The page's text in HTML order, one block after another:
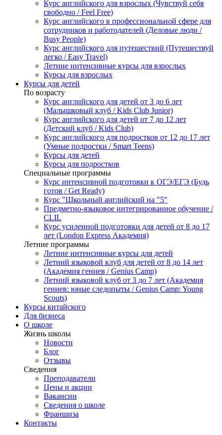
Курс английского для взрослых (Чувствуй себя
свободно / Feel Free)
Курс английского в профессиональной сфере для
сотрудников и работодателей (Деловые люди /
Busy People)
Курс английского для путешествий (Путешествуй
легко / Easy Travel)
Летние интенсивные курсы для взрослых
Курсы для взрослых
Курсы для детей
По возрасту
Курс английского для детей от 3 до 6 лет
(Малышковый клуб / Kids Club Junior)
Курс английского для детей от 7 до 12 лет
(Детский клуб / Kids Club)
Курс английского для подростков от 12 до 17 лет
(Умные подростки / Smart Teens)
Курсы для детей
Курсы для подростков
Специальные программы
Курс интенсивной подготовки к ОГЭ/ЕГЭ (Будь
готов / Get Ready)
Курс "Школьный английский на "5"
Предметно-языковое интегрированное обучение /
CLIL
Курс усиленной подготовки для детей от 8 до 17
лет (London Express Академия)
Летние программы
Летние интенсивные курсы для детей
Летний языковой клуб для детей от 8 до 14 лет
(Академия гениев / Genius Camp)
Летний языковой клуб от 3 до 7 лет (Академия
гениев: юные следопыты / Genius Camp: Young
Scouts)
Курсы китайского
Для бизнеса
О школе
Жизнь школы
Новости
Блог
Отзывы
Сведения
Преподаватели
Цены и акции
Вакансии
Сведения о школе
Франшиза
Контакты